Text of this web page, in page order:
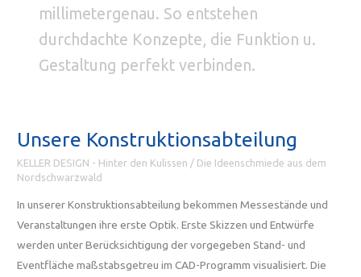
millimetergenau. So entstehen
durchdachte Konzepte, die Funktion u.
Gestaltung perfekt verbinden.
Unsere Konstruktionsabteilung
KELLER DESIGN - Hinter den Kulissen / Die Ideenschmiede aus dem
Nordschwarzwald
In unserer Konstruktionsabteilung bekommen Messestände und
Veranstaltungen ihre erste Optik. Erste Skizzen und Entwürfe
werden unter Berücksichtigung der vorgegeben Stand- und
Eventfläche maßstabsgetreu im CAD-Programm visualisiert. Die